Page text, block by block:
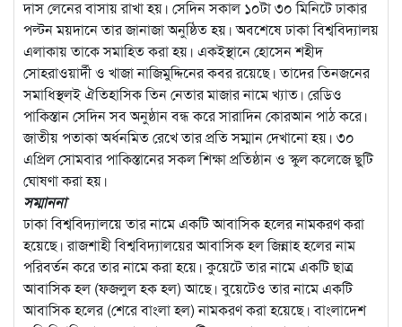
দাস লেনের বাসায় রাখা হয়। সেদিন সকাল ১০টা ৩০ মিনিটে ঢাকার
পল্টন ময়দানে তার জানাজা অনুষ্ঠিত হয়। অবশেষে ঢাকা বিশ্ববিদ্যালয়
এলাকায় তাকে সমাহিত করা হয়। একইস্থানে হোসেন শহীদ
সোহরাওয়ার্দী ও খাজা নাজিমুদ্দিনের কবর রয়েছে। তাদের তিনজনের
সমাধিস্থলই ঐতিহাসিক তিন নেতার মাজার নামে খ্যাত। রেডিও
পাকিস্তান সেদিন সব অনুষ্ঠান বন্ধ করে সারাদিন কোরআন পাঠ করে।
জাতীয় পতাকা অর্ধনমিত রেখে তার প্রতি সম্মান দেখানো হয়। ৩০
এপ্রিল সোমবার পাকিস্তানের সকল শিক্ষা প্রতিষ্ঠান ও স্কুল কলেজে ছুটি
ঘোষণা করা হয়।
সম্মাননা
ঢাকা বিশ্ববিদ্যালয়ে তার নামে একটি আবাসিক হলের নামকরণ করা
হয়েছে। রাজশাহী বিশ্ববিদ্যালয়ের আবাসিক হল জিন্নাহ হলের নাম
পরিবর্তন করে তার নামে করা হয়ে। কুয়েটে তার নামে একটি ছাত্র
আবাসিক হল (ফজলুল হক হল) আছে। বুয়েটেও তার নামে একটি
আবাসিক হলের (শেরে বাংলা হল) নামকরণ করা হয়েছে। বাংলাদেশ